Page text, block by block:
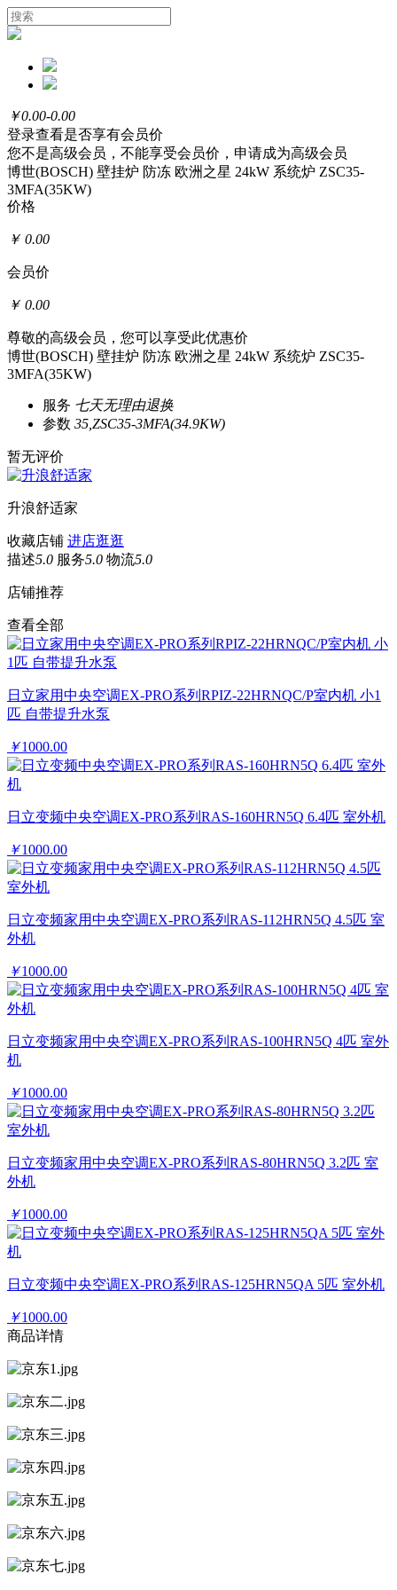
￥0.00-0.00
登录查看是否享有会员价
您不是高级会员，不能享受会员价， 申请成为高级会员
博世(BOSCH) 壁挂炉 防冻 欧洲之星 24kW 系统炉 ZSC35-
3MFA(35KW)
价格
￥ 0.00
会员价
￥ 0.00
尊敬的高级会员，您可以享受此优惠价
博世(BOSCH) 壁挂炉 防冻 欧洲之星 24kW 系统炉 ZSC35-
3MFA(35KW)
服务 七天无理由退换
参数 35,ZSC35-3MFA(34.9KW)
暂无评价
升浪舒适家
收藏店铺 进店逛逛
描述5.0 服务5.0 物流5.0
店铺推荐
查看全部
日立家用中央空调EX-PRO系列RPIZ-22HRNQC/P室内机 小1
匹 自带提升水泵
￥1000.00
日立变频中央空调EX-PRO系列RAS-160HRN5Q 6.4匹 室外机
￥1000.00
日立变频家用中央空调EX-PRO系列RAS-112HRN5Q 4.5匹 室
外机
￥1000.00
日立变频家用中央空调EX-PRO系列RAS-100HRN5Q 4匹 室外
机
￥1000.00
日立变频家用中央空调EX-PRO系列RAS-80HRN5Q 3.2匹 室
外机
￥1000.00
日立变频中央空调EX-PRO系列RAS-125HRN5QA 5匹 室外机
￥1000.00
商品详情